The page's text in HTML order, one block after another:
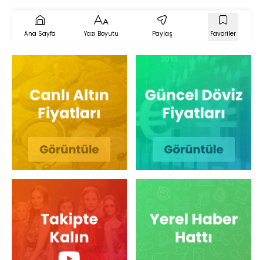
Ana Sayfa Yazı Boyutu Paylaş Favoriler